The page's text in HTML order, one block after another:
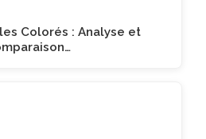
Colorés : Analyse et